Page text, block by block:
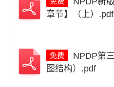
章节】（上）.pdf
图结构）.pdf